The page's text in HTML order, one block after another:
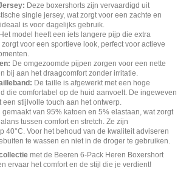
Deze boxershorts zijn vervaardigd uit
single jersey, wat zorgt voor een zachte en
is voor dagelijks gebruik.
Het model heeft een iets langere pijp die extra
voor een sportieve look, perfect voor actieve
De omgezoomde pijpen zorgen voor een nette
bij aan het draagcomfort zonder irritatie.
De taille is afgewerkt met een hoge
die comfortabel op de huid aanvoelt. De ingeweven
een stijlvolle touch aan het ontwerp.
van 95% katoen en 5% elastaan, wat zorgt
tussen comfort en stretch. Ze zijn
40°C. Voor het behoud van de kwaliteit adviseren
te wassen en niet in de droger te gebruiken.
met de Beeren 6-Pack Heren Boxershort
ervaar het comfort en de stijl die je verdient!